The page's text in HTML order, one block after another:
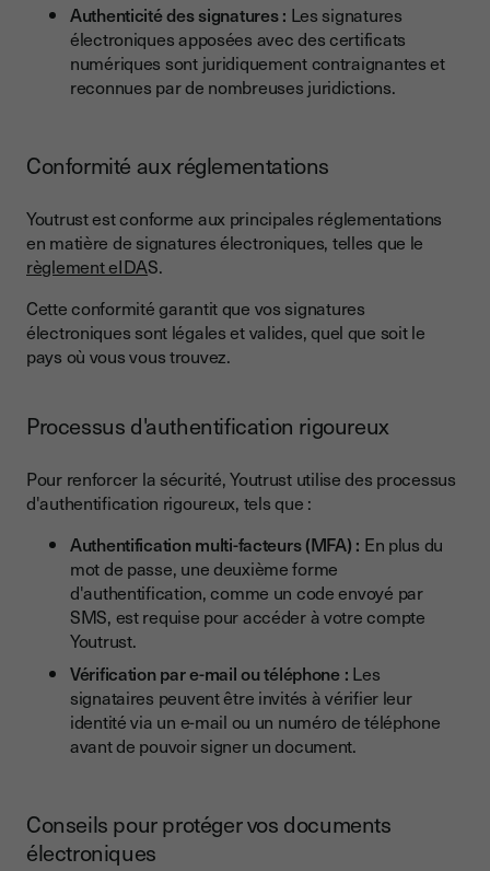
Authenticité des signatures : Les signatures
électroniques apposées avec des certificats
numériques sont juridiquement contraignantes et
reconnues par de nombreuses juridictions.
Conformité aux réglementations
Youtrust est conforme aux principales réglementations
en matière de signatures électroniques, telles que le
règlement eIDAS.
Cette conformité garantit que vos signatures
électroniques sont légales et valides, quel que soit le
pays où vous vous trouvez.
Processus d'authentification rigoureux
Pour renforcer la sécurité, Youtrust utilise des processus
d'authentification rigoureux, tels que :
Authentification multi-facteurs (MFA) : En plus du
mot de passe, une deuxième forme
d'authentification, comme un code envoyé par
SMS, est requise pour accéder à votre compte
Youtrust.
Vérification par e-mail ou téléphone : Les
signataires peuvent être invités à vérifier leur
identité via un e-mail ou un numéro de téléphone
avant de pouvoir signer un document.
Conseils pour protéger vos documents
électroniques